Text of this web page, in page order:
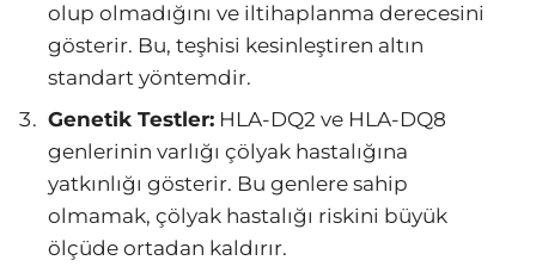
olup olmadığını ve iltihaplanma derecesini
gösterir. Bu, teşhisi kesinleştiren altın
standart yöntemdir.
Genetik Testler: HLA-DQ2 ve HLA-DQ8
genlerinin varlığı çölyak hastalığına
yatkınlığı gösterir. Bu genlere sahip
olmamak, çölyak hastalığı riskini büyük
ölçüde ortadan kaldırır.